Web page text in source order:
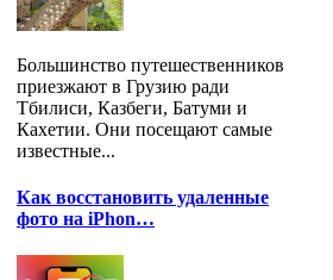
Большинство путешественников
приезжают в Грузию ради
Тбилиси, Казбеги, Батуми и
Кахетии. Они посещают самые
известные...
Как восстановить удаленные
фото на iPhon…